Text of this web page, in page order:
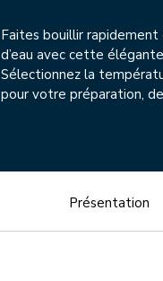
Faites bouillir rapidement
d’eau avec cette
Sélectionnez la
pour votre préparation,
Présentation